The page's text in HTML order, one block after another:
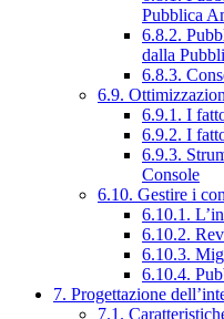
Pubblica
6.8.2.
dalla
6.8.3.
6.9.
6.9.1. I
6.9.2. I
6.9.3.
Console
6.10. Gestire i
6.10.1.
6.10.2.
6.10.3.
6.10.4.
7. Progettazione
7.1.